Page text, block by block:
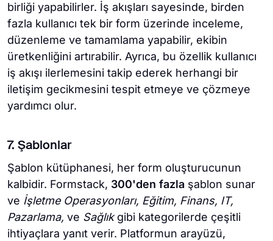
birliği yapabilirler. İş akışları sayesinde, birden
fazla kullanıcı tek bir form üzerinde inceleme,
düzenleme ve tamamlama yapabilir, ekibin
üretkenliğini artırabilir. Ayrıca, bu özellik kullanıcı
iş akışı ilerlemesini takip ederek herhangi bir
iletişim gecikmesini tespit etmeye ve çözmeye
yardımcı olur.
7. Şablonlar
Şablon kütüphanesi, her form oluşturucunun
kalbidir. Formstack, 300'den fazla şablon sunar
ve İşletme Operasyonları, Eğitim, Finans, IT,
Pazarlama, ve Sağlıkgibi kategorilerde çeşitli
ihtiyaçlara yanıt verir. Platformun arayüzü,